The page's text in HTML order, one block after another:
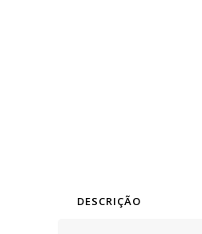
DESCRIÇÃO